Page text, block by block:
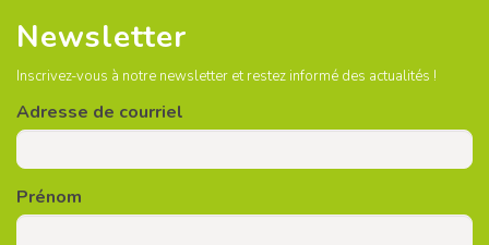
Newsletter
Inscrivez-vous à notre newsletter et restez informé des actualités !
Adresse de courriel
Prénom